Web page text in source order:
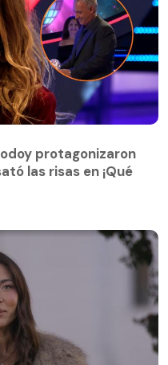
las risas en ¡Qué
protagonizaron
las risas en ¡Qué